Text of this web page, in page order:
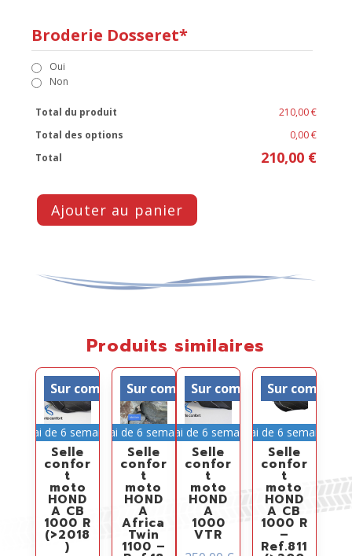
Broderie Dosseret*
Oui
Non
Total du produit
210,00 €
Total des options
0,00 €
Total
210,00 €
Ajouter au panier
Produits similaires
Sur commande
Délai de 6 semaines
Selle
confor
t
moto
HOND
A CB
1000 R
(>2018
)
Sur commande
Délai de 6 semaines
Selle
confor
t
moto
HOND
A
Africa
Twin
1100 –
Sur commande
Délai de 6 semaines
Selle
confor
t
moto
HOND
A
1000
VTR
Sur
Délai de 6 semaines
Selle
confor
t
moto
HOND
A CB
1000 R
–
Ref.811